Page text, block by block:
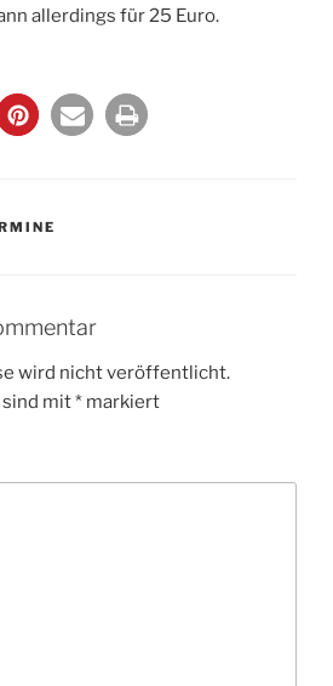
allerdings für 25 Euro.
wird nicht veröffentlicht.
mit* markiert